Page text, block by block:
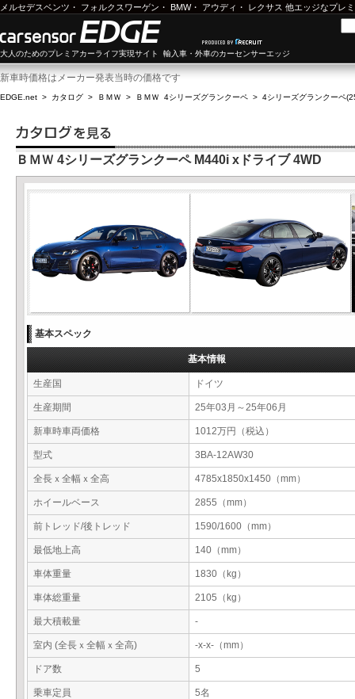
メルセデスベンツ ・ フォルクスワーゲン ・ BMW・ アウディ ・ レクサス 他エッジなプレ
大人のためのプレミアカーライフ実現サイト 輸入車・外車のカーセンサーエッジ
新車時価格はメーカー発表当時の価格です
EDGE.net > カタログ > ＢＭＷ > ＢＭＷ 4シリーズグランクーペ > 4シリーズグランクーペ
ＢＭＷ 4シリーズグランクーペ M440i xドライブ 4WD
基本スペック
基本情報
生産国 ドイツ
生産期間 25年03月～25年06月
新車時車両価格 1012万円（税込）
型式 3BA-12AW30
全長ｘ全幅ｘ全高 4785x1850x1450（mm）
ホイールベース 2855（mm）
前トレッド/後トレッド 1590/1600（mm）
最低地上高 140（mm）
車体重量 1830（kg）
車体総重量 2105（kg）
最大積載量 -
室内 (全長ｘ全幅ｘ全高) -x-x-（mm）
ドア数 5
乗車定員 5名